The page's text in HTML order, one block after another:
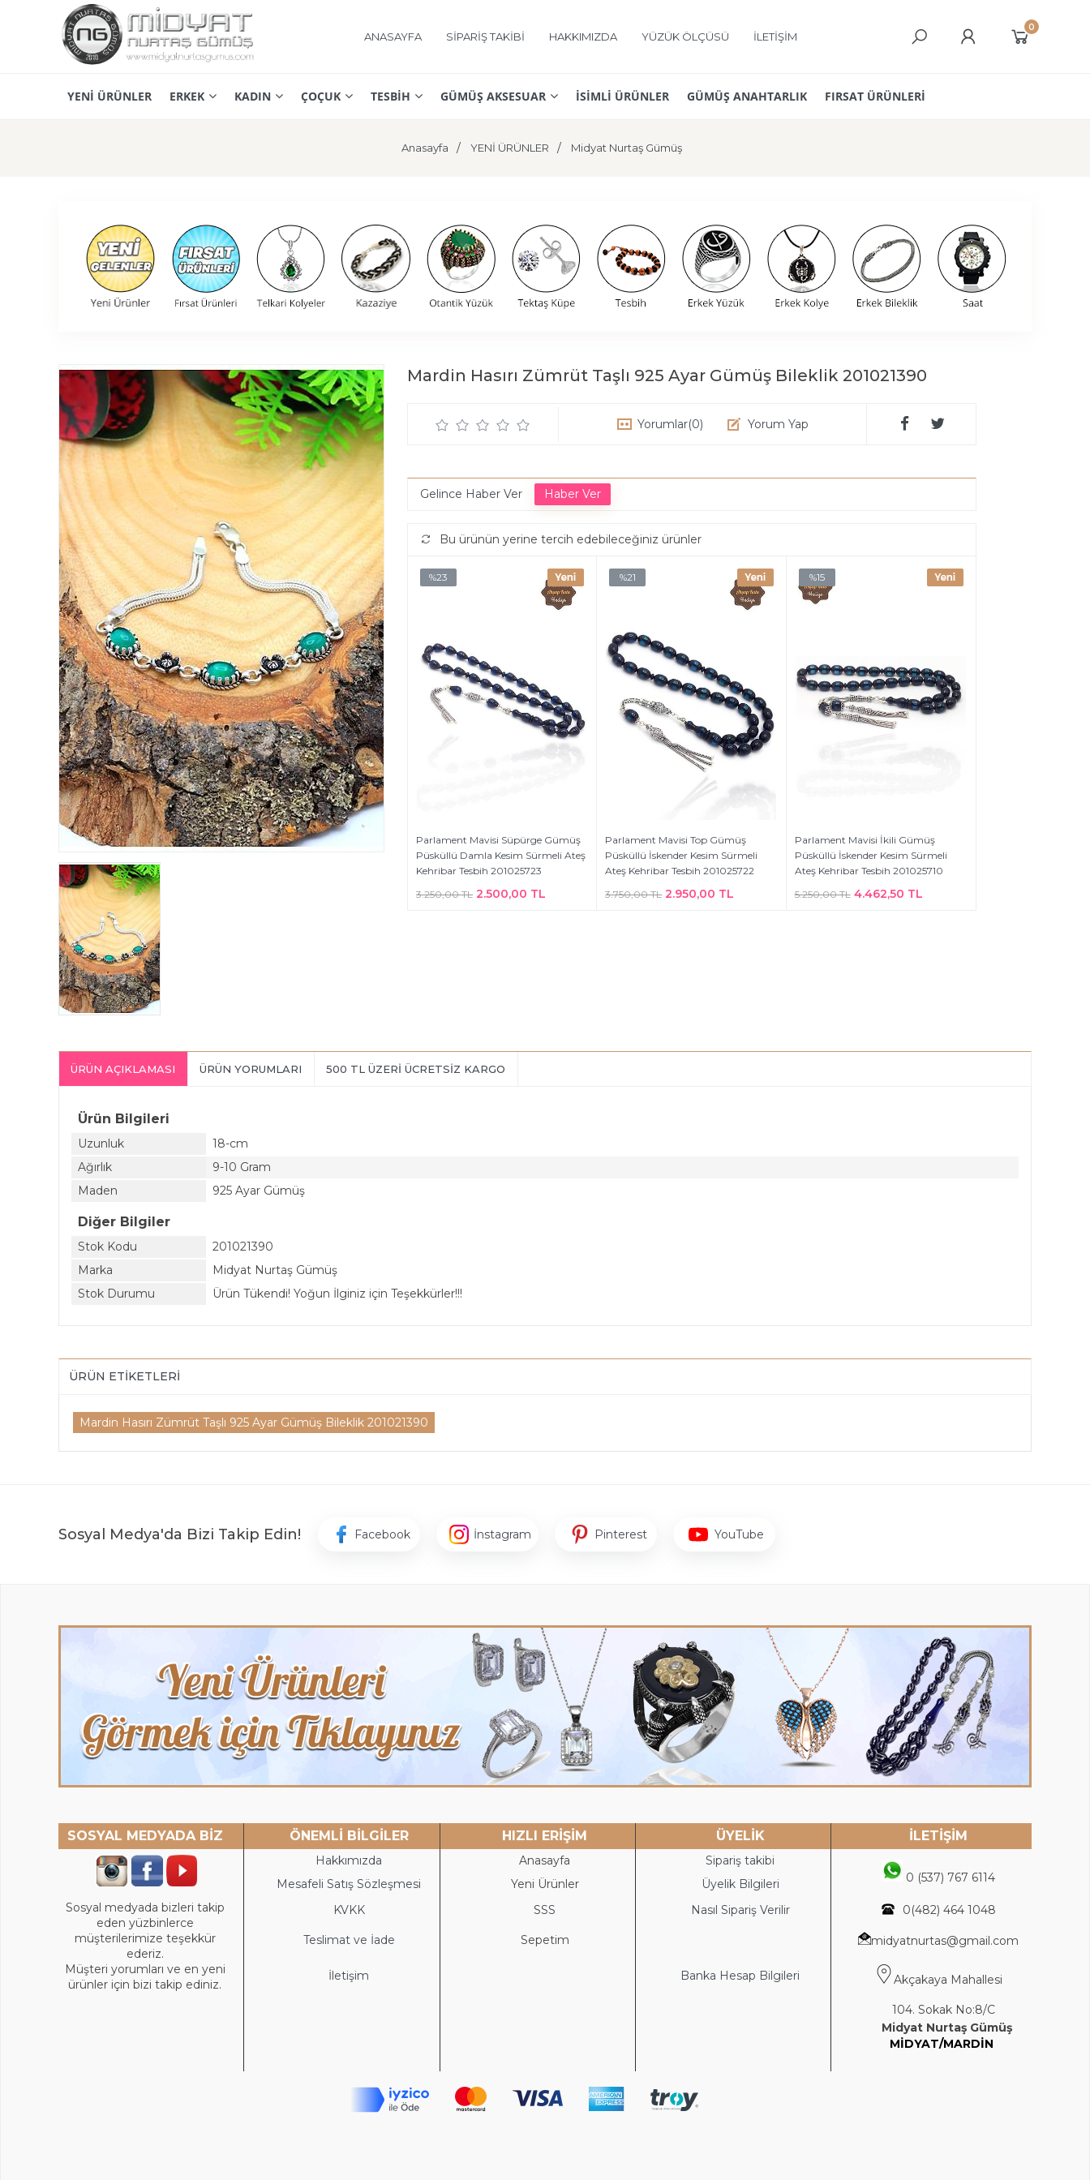
ANASAYFA SİPARİŞ TAKİBİ HAKKIMIZDA YÜZÜK ÖLÇÜSÜ İLETİŞİM
0
YENİ ÜRÜNLER ERKEK KADIN ÇOÇUK TESBİH GÜMÜŞ AKSESUAR İSİMLİ ÜRÜNLER GÜMÜŞ ANAHTARLIK FIRSAT ÜRÜNLERİ
Anasayfa YENİ ÜRÜNLER Midyat Nurtaş Gümüş
Mardin Hasırı Zümrüt Taşlı 925 Ayar Gümüş Bileklik 201021390
Yorumlar(0) Yorum Yap
Gelince Haber Ver
Bu ürünün yerine tercih edebileceğiniz ürünler
%23
Parlament Mavisi Süpürge Gümüş
Püsküllü Damla Kesim Sürmeli Ateş
Kehribar Tesbih 201025723
3.250,00 TL 2.500,00 TL
%21
Parlament Mavisi Top Gümüş
Püsküllü İskender Kesim Sürmeli
Ateş Kehribar Tesbih 201025722
3.750,00 TL 2.950,00 TL
%15
Parlament Mavisi İkili Gümüş
Püsküllü İskender Kesim Sürmeli
Ateş Kehribar Tesbih 201025710
5.250,00 TL 4.462,50 TL
ÜRÜN AÇIKLAMASI ÜRÜN YORUMLARI 500 TL ÜZERİ ÜCRETSİZ KARGO
Ürün Bilgileri
Uzunluk
18-cm
Ağırlık
9-10 Gram
Maden
925 Ayar Gümüş
Diğer Bilgiler
Stok Kodu
201021390
Marka
Midyat Nurtaş Gümüş
Stok Durumu
Ürün Tükendi! Yoğun İlginiz için Teşekkürler!!!
ÜRÜN ETIKETLERI
Mardin Hasırı Zümrüt Taşlı 925 Ayar Gümüş Bileklik 201021390
Sosyal Medya'da Bizi Takip Edin! Facebook İnstagram Pinterest YouTube
SOSYAL MEDYADA BİZ ÖNEMLİ BİLGİLER HIZLI ERİŞİM ÜYELİK İLETİŞİM
Hakkımızda Anasayfa
Sipariş takibi
0 (537) 767 6114
Mesafeli Satış Sözleşmesi Yeni Ürünler
Üyelik Bilgileri
Sosyal medyada bizleri takip
eden yüzbinlerce
müşterilerimize teşekkür
ederiz.
Müşteri yorumları ve en yeni
ürünler için bizi takip ediniz.
KVKK SSS Nasıl Sipariş Verilir 0(482) 464 1048
Teslimat ve İade Sepetim midyatnurtas@gmail.com
İletişim Banka Hesap Bilgileri Akçakaya Mahallesi
104. Sokak No:8/C
Midyat Nurtaş Gümüş
MİDYAT/MARDİN